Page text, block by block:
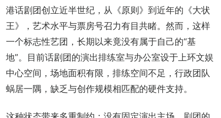
港话剧团创立近半世纪，从《原则》到近年的《大状
王》，艺术水平与票房号召力有目共睹。然而，这样
一个标志性艺团，长期以来竟没有属于自己的“基
地”。目前话剧团的演出排练室与办公室设于上环文娱
中心空间，场地面积有限，排练空间不足，行政团队
蜗居一隅，缺乏与创作规模相匹配的硬件支持。